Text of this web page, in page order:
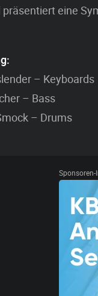
präsentiert eine
– Keyboards
– Bass
– Drums